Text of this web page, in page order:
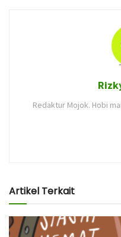
Redaktur Mojok. Hobi
Artikel Terkait